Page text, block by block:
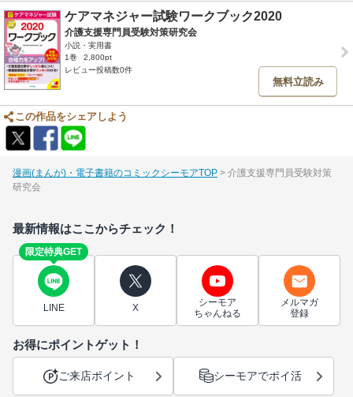
ケアマネジャー試験ワークブック2020
介護支援専門員受験対策研究会
小説・実用書
1巻
2,800pt
レビュー投稿数0件
無料立読み
この作品をシェアしよう
漫画(まんが)・電子書籍のコミックシーモアTOP
介護支援専門員受験対策
研究会
最新情報はここからチェック！
限定特典GET
LINE X
シーモア
ちゃんねる
メルマガ
登録
お得にポイントゲット！
ご来店ポイント シーモアでポイ活